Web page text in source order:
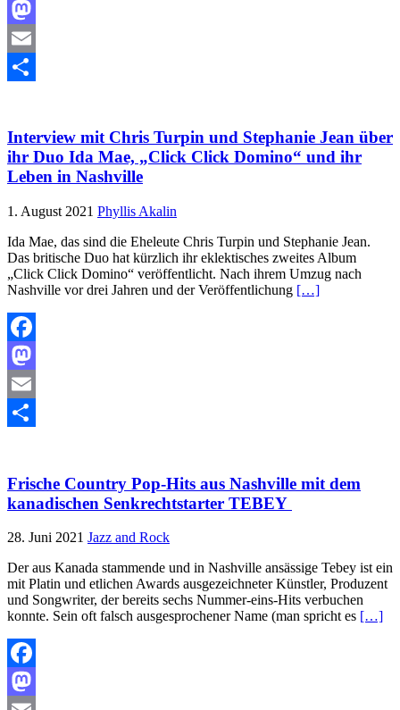
Facebook
Mastodon
Email
Interview mit Chris Turpin und Stephanie Jean über
ihr Duo Ida Mae, „Click Click Domino“ und ihr
Leben in Nashville
1. August 2021 Phyllis Akalin
Ida Mae, das sind die Eheleute Chris Turpin und Stephanie Jean.
Das britische Duo hat kürzlich ihr eklektisches zweites Album
„Click Click Domino“ veröffentlicht. Nach ihrem Umzug nach
Nashville vor drei Jahren und der Veröffentlichung […]
Facebook
Mastodon
Email
Frische Country Pop-Hits aus Nashville mit dem
kanadischen Senkrechtstarter TEBEY
28. Juni 2021 Jazz and Rock
Der aus Kanada stammende und in Nashville ansässige Tebey ist ein
mit Platin und etlichen Awards ausgezeichneter Künstler, Produzent
und Songwriter, der bereits sechs Nummer-eins-Hits verbuchen
konnte. Sein oft falsch ausgesprochener Name (man spricht es […]
Facebook